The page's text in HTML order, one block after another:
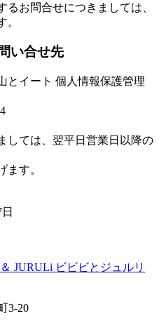
お問合せにつきましては、
。
い合せ先
とイート 個人情報保護管理
しては、翌平日営業日以降の
す。
JURULi ビビビとジュルリ
3-20